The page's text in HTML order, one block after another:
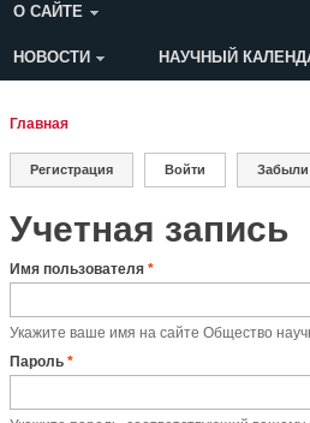
О САЙТЕ
пользователя
НОВОСТИ НАУЧНЫЙ
Вы здесь
Главная
Главные вкладки
Регистрация Войти (активная
Учетная запись
Имя пользователя *
Укажите ваше имя на сайте Общество
Пароль *